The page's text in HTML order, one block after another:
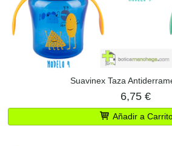
Suavinex Taza
6,75 €
Añadir a